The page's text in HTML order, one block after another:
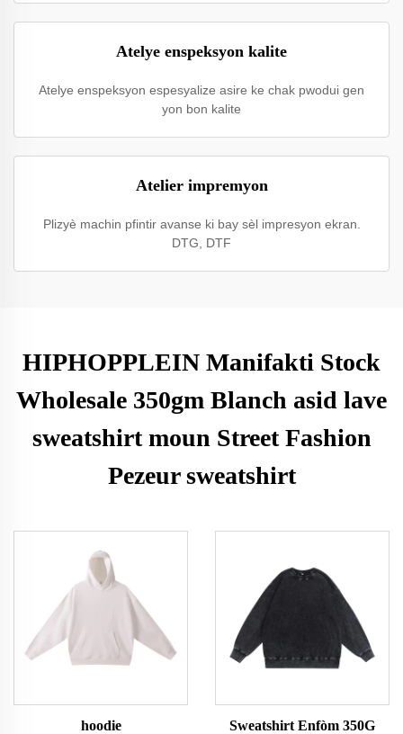
Atelye enspeksyon kalite
Atelye enspeksyon espesyalize asire ke chak pwodui gen
yon bon kalite
Atelier impremyon
Plizyè machin pfintir avanse ki bay sèl impresyon ekran.
DTG, DTF
HIPHOPPLEIN Manifakti Stock
Wholesale 350gm Blanch asid lave
sweatshirt moun Street Fashion
Pezeur sweatshirt
hoodie Sweatshirt Enfòm 350G